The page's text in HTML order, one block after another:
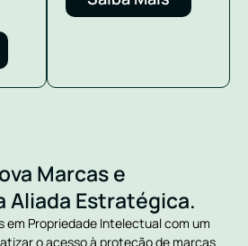
Marcas e
Aliada Estratégica.
em Propriedade Intelectual com um
o acesso à proteção de marcas